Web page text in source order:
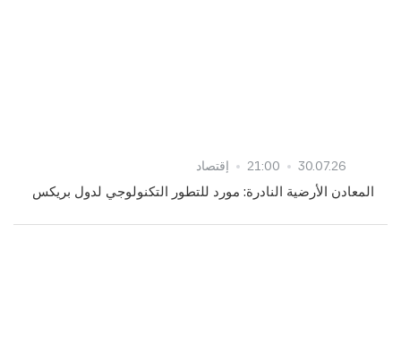
30.07.26
21:00 إقتصاد
المعادن الأرضية النادرة: مورد للتطور التكنولوجي لدول بريكس